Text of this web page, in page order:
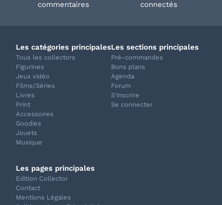
commentaires connectés
Les catégories principales
Tous les collectors
Figurines
Jeux vidéo
Films/Séries
Livres
Print
Accessoires
Goodies
Jouets
Musique
Les sections principales
Pré-commandes
Bons plans
Agenda
Forum
S'inscrire
Se connecter
Les pages principales
Edition Collector
Contact
Mentions Légales